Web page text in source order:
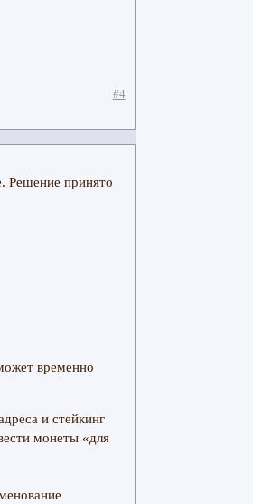
#4
Решение принято
временно
и стейкинг
монеты «для